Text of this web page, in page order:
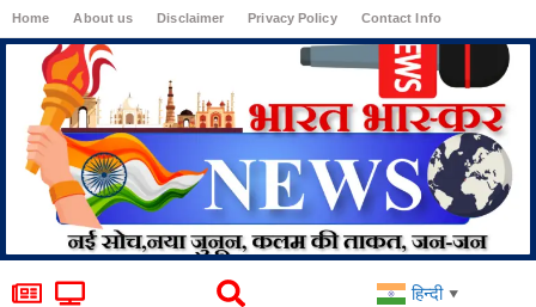
Home About us Disclaimer Privacy Policy Contact Info
हिन्दी ▼